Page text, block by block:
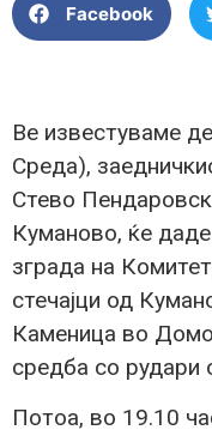
Facebook
Ве известуваме
Среда),
Стево
Куманово, ќе
зграда на
стечајци од
Каменица во
средба со рудари
Потоа, во 19.10